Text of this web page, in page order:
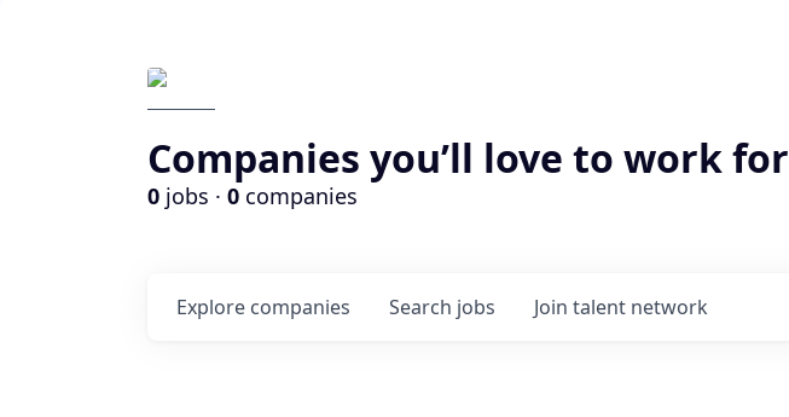
Companies you’ll love to work for
0 jobs · 0 companies
Search jobs
Explore companies Join talent network